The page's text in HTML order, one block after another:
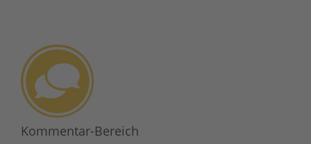
Kommentar-Bereich